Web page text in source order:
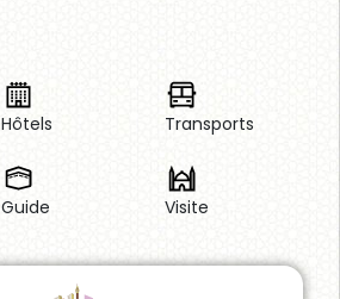
Hôtels Transports
Guide Visite